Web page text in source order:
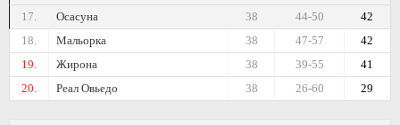
17.
Осасуна 42
44-50
38
18.
Мальорка 42
47-57
38
19.
Жирона 41
39-55
38
20.
Реал Овьедо 29
26-60
38